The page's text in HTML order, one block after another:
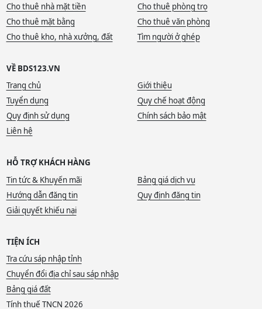
Cho thuê nhà mặt tiền
Cho thuê phòng trọ
Cho thuê mặt bằng
Cho thuê văn phòng
Cho thuê kho, nhà xưởng, đất
Tìm người ở ghép
VỀ BDS123.VN
Trang chủ
Giới thiệu
Tuyển dụng
Quy chế hoạt động
Quy định sử dụng
Chính sách bảo mật
Liên hệ
HỖ TRỢ KHÁCH HÀNG
Tin tức & Khuyến mãi
Bảng giá dịch vụ
Hướng dẫn đăng tin
Quy định đăng tin
Giải quyết khiếu nại
TIỆN ÍCH
Tra cứu sáp nhập tỉnh
Chuyển đổi địa chỉ sau sáp nhập
Bảng giá đất
Tính thuế TNCN 2026